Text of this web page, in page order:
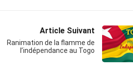
Article Suivant
Ranimation de la flamme de
l’indépendance au Togo